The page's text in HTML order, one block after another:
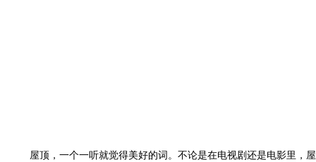
屋顶，一个一听就觉得美好的词。不论是在电视剧还是电影里，屋